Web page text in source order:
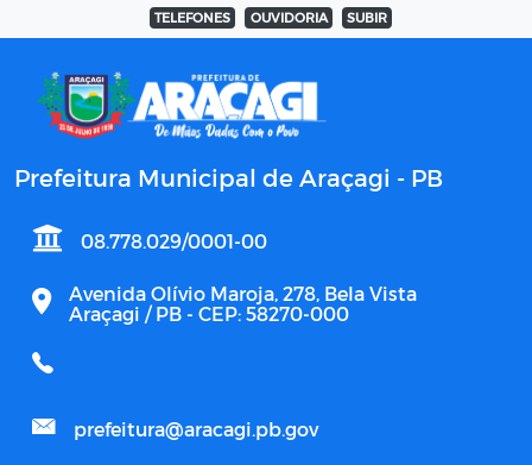
TELEFONES OUVIDORIA SUBIR
Prefeitura Municipal de Araçagi - PB
08.778.029/0001-00
Avenida Olívio Maroja, 278, Bela Vista
Araçagi / PB - CEP: 58270-000
prefeitura@aracagi.pb.gov